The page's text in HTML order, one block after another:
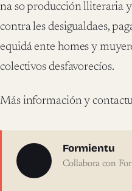
na so producción lliteraria
contra les desigualdaes,
equidá ente homes y
colectivos desfavorecíos.
Más información y
Sobre l'autor
Formientu
Collabora con